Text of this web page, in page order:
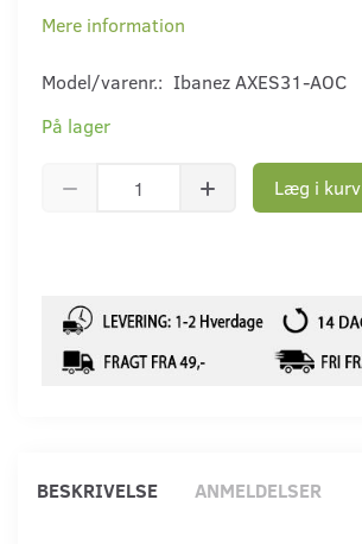
Mere information
Model/varenr.: Ibanez AXES31-AOC
På lager
Læg i kurv
BESKRIVELSE ANMELDELSER